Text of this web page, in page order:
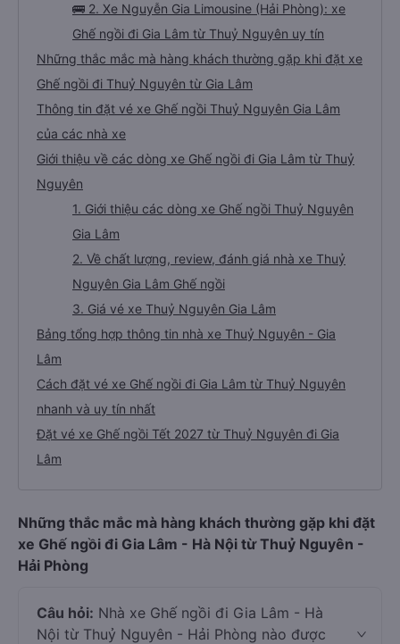
🚌 2. Xe Nguyễn Gia Limousine (Hải Phòng): xe
Ghế ngồi đi Gia Lâm từ Thuỷ Nguyên uy tín
Những thắc mắc mà hàng khách thường gặp khi đặt xe
Ghế ngồi đi Thuỷ Nguyên từ Gia Lâm
Thông tin đặt vé xe Ghế ngồi Thuỷ Nguyên Gia Lâm
của các nhà xe
Giới thiệu về các dòng xe Ghế ngồi đi Gia Lâm từ Thuỷ
Nguyên
1. Giới thiệu các dòng xe Ghế ngồi Thuỷ Nguyên
Gia Lâm
2. Về chất lượng, review, đánh giá nhà xe Thuỷ
Nguyên Gia Lâm Ghế ngồi
3. Giá vé xe Thuỷ Nguyên Gia Lâm
Bảng tổng hợp thông tin nhà xe Thuỷ Nguyên - Gia
Lâm
Cách đặt vé xe Ghế ngồi đi Gia Lâm từ Thuỷ Nguyên
nhanh và uy tín nhất
Đặt vé xe Ghế ngồi Tết 2027 từ Thuỷ Nguyên đi Gia
Lâm
Những thắc mắc mà hàng khách thường gặp khi đặt
xe Ghế ngồi đi Gia Lâm - Hà Nội từ Thuỷ Nguyên -
Hải Phòng
Câu hỏi: Nhà xe Ghế ngồi đi Gia Lâm - Hà
Nội từ Thuỷ Nguyên - Hải Phòng nào được